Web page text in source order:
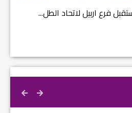
فرع اربيل لاتحاد الطل...